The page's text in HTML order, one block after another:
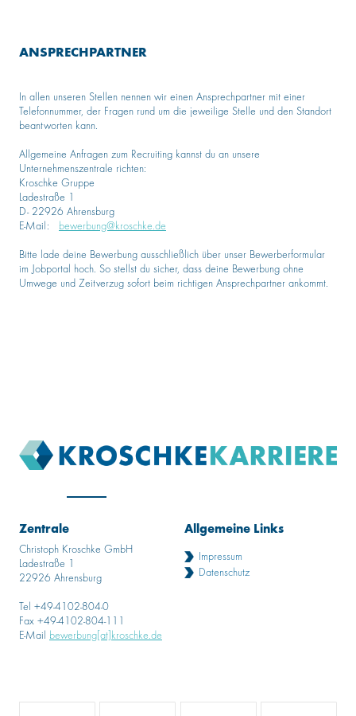
ANSPRECHPARTNER
In allen unseren Stellen nennen wir einen Ansprechpartner mit einer
Telefonnummer, der Fragen rund um die jeweilige Stelle und den Standort
beantworten kann.
Allgemeine Anfragen zum Recruiting kannst du an unsere
Unternehmenszentrale richten:
Kroschke Gruppe
Ladestraße 1
D- 22926 Ahrensburg
E-Mail: bewerbung@kroschke.de
Bitte lade deine Bewerbung ausschließlich über unser Bewerberformular
im Jobportal hoch. So stellst du sicher, dass deine Bewerbung ohne
Umwege und Zeitverzug sofort beim richtigen Ansprechpartner ankommt.
Zentrale
Christoph Kroschke GmbH
Ladestraße 1
22926 Ahrensburg
Tel +49-4102-804-0
Fax +49-4102-804-111
E-Mail bewerbung[at]kroschke.de
Allgemeine Links
Impressum
Datenschutz